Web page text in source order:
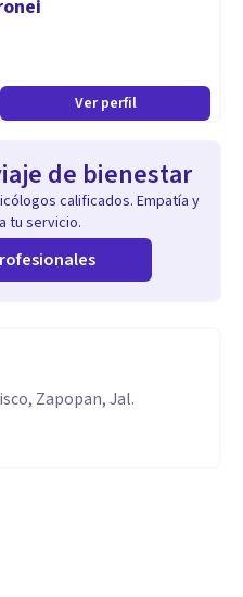
Ver perfil
de bienestar
calificados. Empatía y
tu servicio.
Zapopan, Jal.